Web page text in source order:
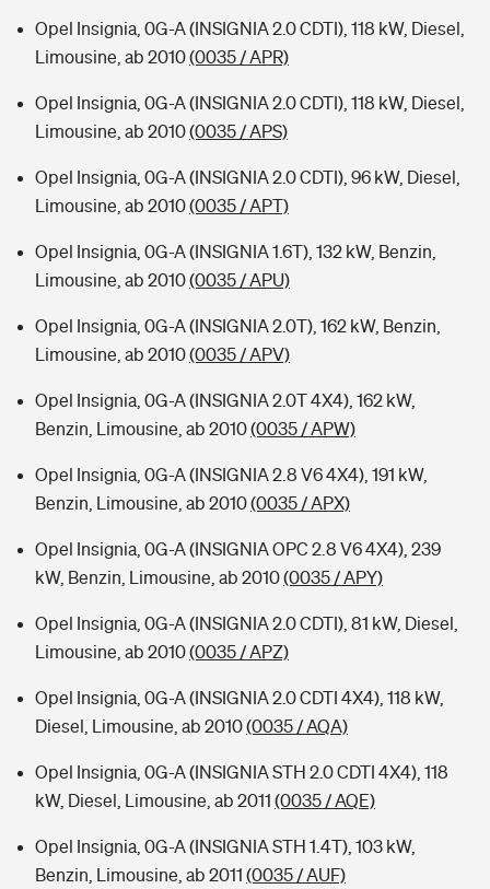
Opel Insignia, 0G-A (INSIGNIA 2.0 CDTI), 118 kW, Diesel,
Limousine, ab 2010(0035 / APR)
Opel Insignia, 0G-A (INSIGNIA 2.0 CDTI), 118 kW, Diesel,
Limousine, ab 2010(0035 / APS)
Opel Insignia, 0G-A (INSIGNIA 2.0 CDTI), 96 kW, Diesel,
Limousine, ab 2010(0035 / APT)
Opel Insignia, 0G-A (INSIGNIA 1.6T), 132 kW, Benzin,
Limousine, ab 2010(0035 / APU)
Opel Insignia, 0G-A (INSIGNIA 2.0T), 162 kW, Benzin,
Limousine, ab 2010(0035 / APV)
Opel Insignia, 0G-A (INSIGNIA 2.0T 4X4), 162 kW,
Benzin, Limousine, ab 2010(0035 / APW)
Opel Insignia, 0G-A (INSIGNIA 2.8 V6 4X4), 191 kW,
Benzin, Limousine, ab 2010(0035 / APX)
Opel Insignia, 0G-A (INSIGNIA OPC 2.8 V6 4X4), 239
kW, Benzin, Limousine, ab 2010(0035 / APY)
Opel Insignia, 0G-A (INSIGNIA 2.0 CDTI), 81 kW, Diesel,
Limousine, ab 2010(0035 / APZ)
Opel Insignia, 0G-A (INSIGNIA 2.0 CDTI 4X4), 118 kW,
Diesel, Limousine, ab 2010(0035 / AQA)
Opel Insignia, 0G-A (INSIGNIA STH 2.0 CDTI 4X4), 118
kW, Diesel, Limousine, ab 2011 (0035 / AQE)
Opel Insignia, 0G-A (INSIGNIA STH 1.4T), 103 kW,
Benzin, Limousine, ab 2011 (0035 / AUF)